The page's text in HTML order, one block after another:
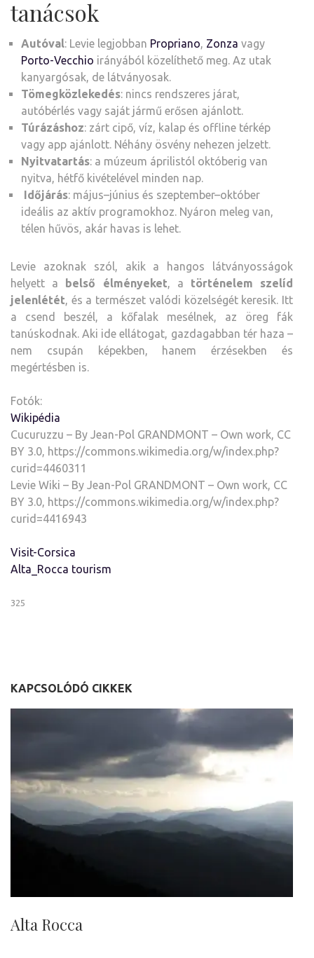
tanácsok
Autóval: Levie legjobban Propriano, Zonza vagy
Porto-Vecchio irányából közelíthető meg. Az utak
kanyargósak, de látványosak.
Tömegközlekedés: nincs rendszeres járat,
autóbérlés vagy saját jármű erősen ajánlott.
Túrázáshoz: zárt cipő, víz, kalap és offline térkép
vagy app ajánlott. Néhány ösvény nehezen jelzett.
Nyitvatartás: a múzeum áprilistól októberig van
nyitva, hétfő kivételével minden nap.
Időjárás: május–június és szeptember–október
ideális az aktív programokhoz. Nyáron meleg van,
télen hűvös, akár havas is lehet.
Levie azoknak szól, akik a hangos látványosságok
helyett a
belső élményeket, a történelem szelíd
jelenlétét, és a természet valódi közelségét keresik. Itt
a csend beszél, a kőfalak mesélnek, az öreg fák
tanúskodnak. Aki ide ellátogat, gazdagabban tér haza –
nem csupán képekben, hanem érzésekben és
megértésben is.
Fotók:
Wikipédia
Cucuruzzu – By Jean-Pol GRANDMONT – Own work, CC
BY 3.0, https://commons.wikimedia.org/w/index.php?
curid=4460311
Levie Wiki – By Jean-Pol GRANDMONT – Own work, CC
BY 3.0, https://commons.wikimedia.org/w/index.php?
curid=4416943
Visit-Corsica
Alta_Rocca tourism
325
KAPCSOLÓDÓ CIKKEK
Alta Rocca